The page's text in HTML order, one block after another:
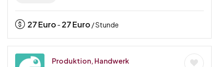
27Euro - 27Euro / Stunde
Produktion, Handwerk